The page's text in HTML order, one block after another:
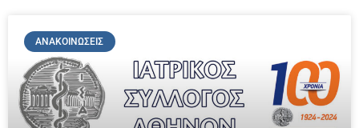
ΑΝΑΚΟΙΝΏΣΕΙΣ